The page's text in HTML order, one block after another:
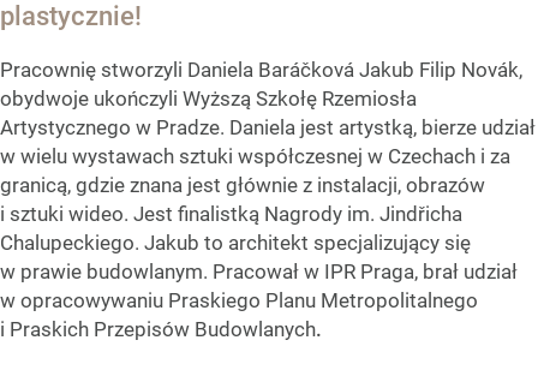
plastycznie!
Pracownię stworzyli Daniela Baráčková Jakub Filip Novák,
obydwoje ukończyli Wyższą Szkołę Rzemiosła
Artystycznego w Pradze. Daniela jest artystką, bierze udział
w wielu wystawach sztuki współczesnej w Czechach i za
granicą, gdzie znana jest głównie z instalacji, obrazów
i sztuki wideo. Jest finalistką Nagrody im. Jindřicha
Chalupeckiego. Jakub to architekt specjalizujący się
w prawie budowlanym. Pracował w IPR Praga, brał udział
w opracowywaniu Praskiego Planu Metropolitalnego
i Praskich Przepisów Budowlanych.